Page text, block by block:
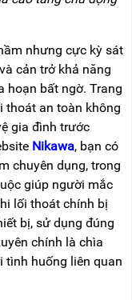
nhưng cực kỳ sát
cản trở khả năng
hoạn bất ngờ. Trang
thoát an toàn không
gia đình trước
Nikawa, bạn có
chuyên dụng, trong
giúp người mắc
lối thoát chính bị
bị, sử dụng đúng
chính là chìa
tình huống liên quan